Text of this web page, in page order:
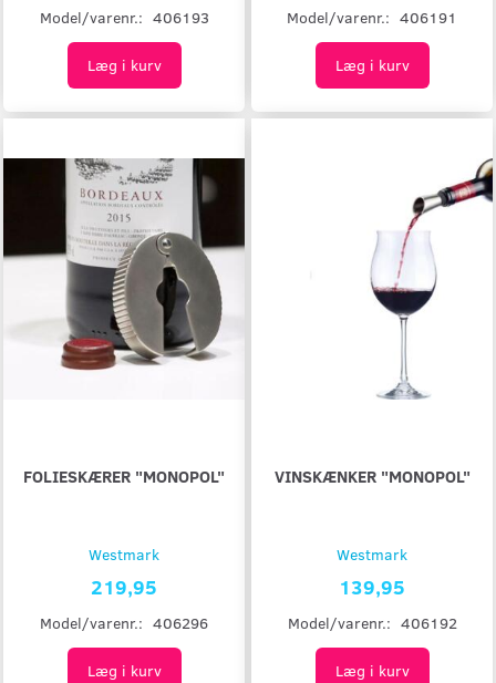
Model/varenr.: 406193
Læg i kurv
Model/varenr.: 406191
Læg i kurv
FOLIESKÆRER "MONOPOL"
Westmark
219,95
Model/varenr.: 406296
Læg i kurv
VINSKÆNKER "MONOPOL"
Westmark
139,95
Model/varenr.: 406192
Læg i kurv